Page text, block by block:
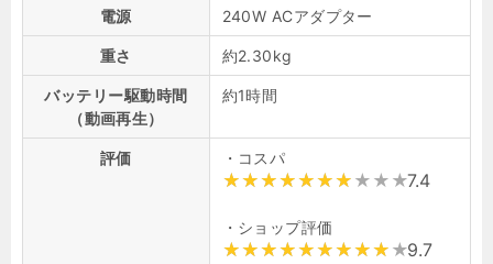
電源 240W ACアダプター
重さ 約2.30kg
バッテリー駆動時間
（動画再生）
約1時間
評価 ・コスパ
7.4
・ショップ評価
9.7